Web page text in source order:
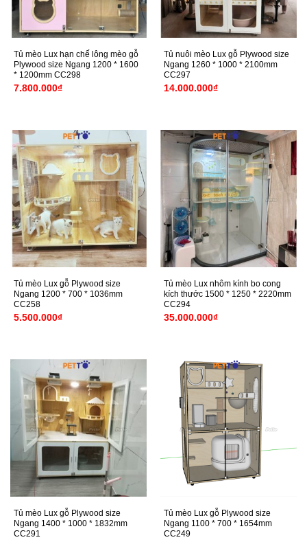
Tủ mèo Lux hạn chế lông mèo gỗ
Plywood size Ngang 1200 * 1600
* 1200mm CC298
7.800.000₫
Tủ nuôi mèo Lux gỗ Plywood size
Ngang 1260 * 1000 * 2100mm
CC297
14.000.000₫
Tủ mèo Lux gỗ Plywood size
Ngang 1200 * 700 * 1036mm
CC258
5.500.000₫
Tủ mèo Lux nhôm kính bo cong
kích thước 1500 * 1250 * 2220mm
CC294
35.000.000₫
Tủ mèo Lux gỗ Plywood size
Ngang 1400 * 1000 * 1832mm
CC291
Tủ mèo Lux gỗ Plywood size
Ngang 1100 * 700 * 1654mm
CC249